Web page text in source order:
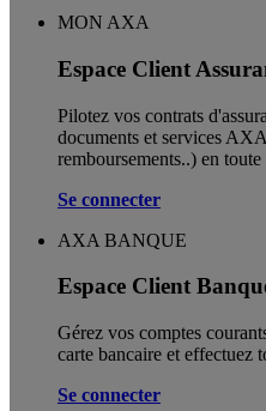
MON AXA
Espace Client
Pilotez vos contrats
documents et services
remboursements..) en toute
Se connecter
AXA BANQUE
Espace Client
Gérez vos comptes
carte bancaire et effectuez
Se connecter